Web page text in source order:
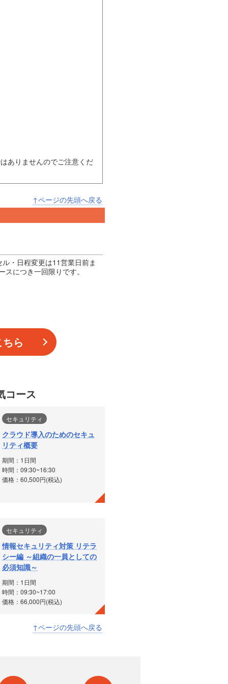
ありませんのでご注意くだ
↑ページの先頭へ戻る
・日程変更は11営業日前ま
につき一回限りです。
ら
コース
セキュリティ
クラウド導入のためのセキュ
リティ概要
期間：1日間
時間：09:30~16:30
価格：60,500円(税込)
セキュリティ
情報セキュリティ対策 リテラ
シー編 ～組織の一員としての
必須知識～
期間：1日間
時間：09:30~17:00
価格：66,000円(税込)
↑ページの先頭へ戻る